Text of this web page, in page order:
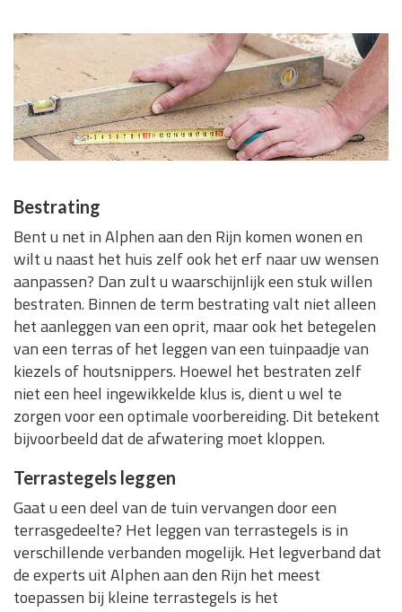
Bestrating
Bent u net in Alphen aan den Rijn komen wonen en
wilt u naast het huis zelf ook het erf naar uw wensen
aanpassen? Dan zult u waarschijnlijk een stuk willen
bestraten. Binnen de term bestrating valt niet alleen
het aanleggen van een oprit, maar ook het betegelen
van een terras of het leggen van een tuinpaadje van
kiezels of houtsnippers. Hoewel het bestraten zelf
niet een heel ingewikkelde klus is, dient u wel te
zorgen voor een optimale voorbereiding. Dit betekent
bijvoorbeeld dat de afwatering moet kloppen.
Terrastegels leggen
Gaat u een deel van de tuin vervangen door een
terrasgedeelte? Het leggen van terrastegels is in
verschillende verbanden mogelijk. Het legverband dat
de experts uit Alphen aan den Rijn het meest
toepassen bij kleine terrastegels is het